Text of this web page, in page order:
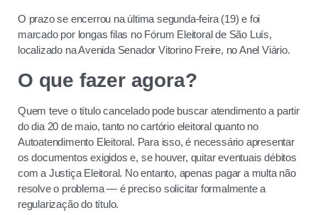
O prazo se encerrou na última segunda-feira (19) e foi
marcado por longas filas no Fórum Eleitoral de São Luís,
localizado na Avenida Senador Vitorino Freire, no Anel Viário.
O que fazer agora?
Quem teve o título cancelado pode buscar atendimento a partir
do dia 20 de maio, tanto no cartório eleitoral quanto no
Autoatendimento Eleitoral. Para isso, é necessário apresentar
os documentos exigidos e, se houver, quitar eventuais débitos
com a Justiça Eleitoral. No entanto, apenas pagar a multa não
resolve o problema — é preciso solicitar formalmente a
regularização do título.